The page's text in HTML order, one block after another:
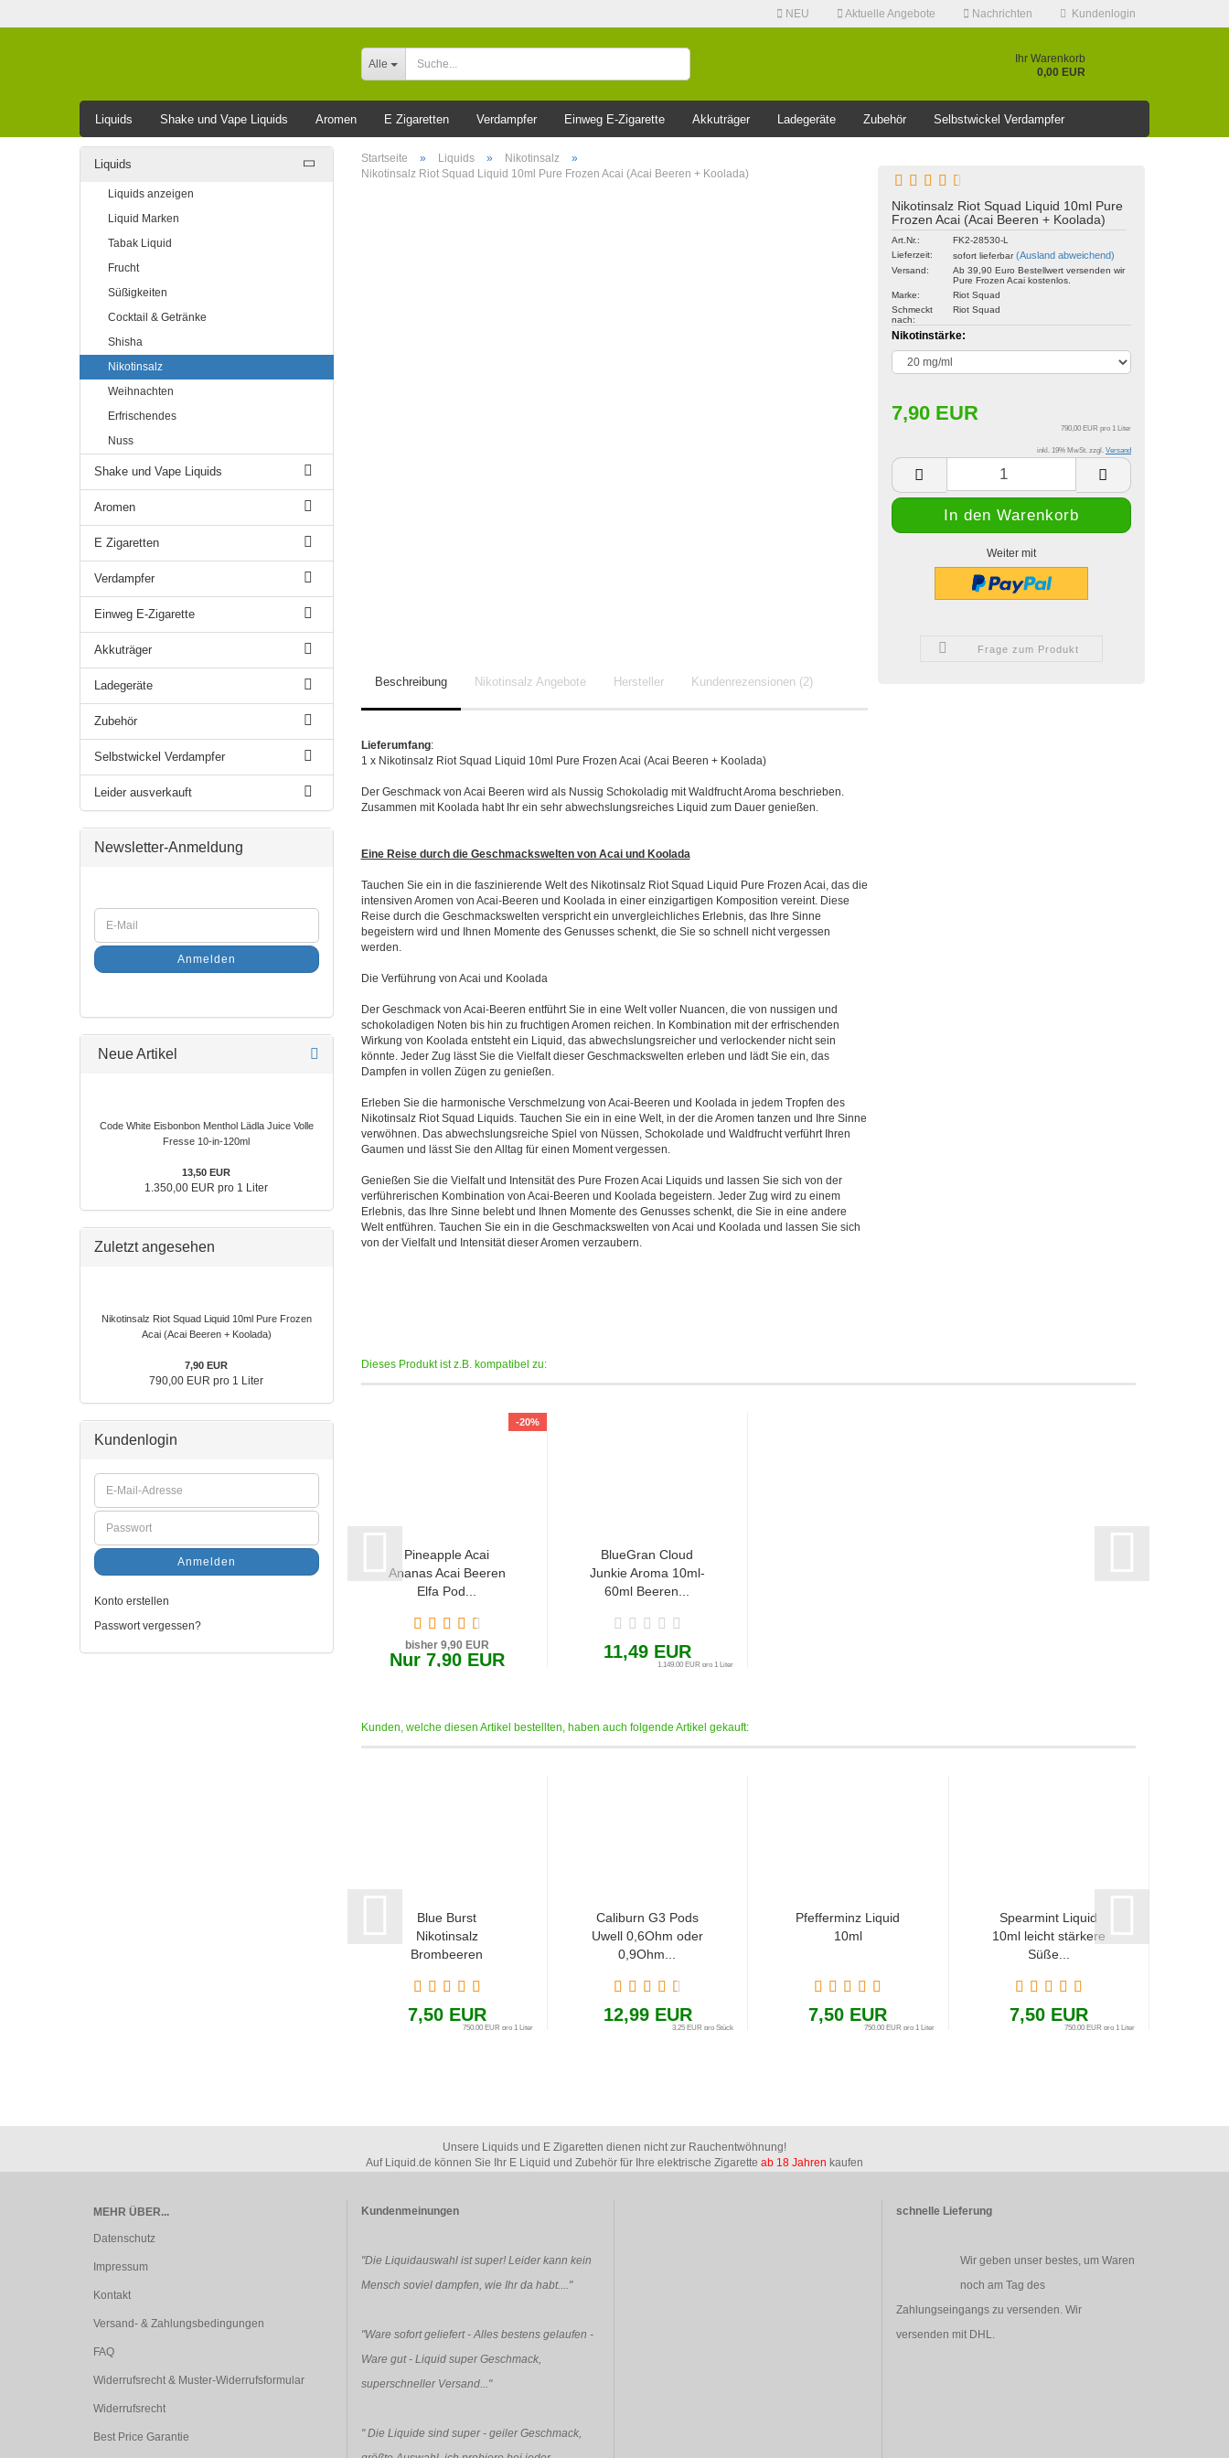
NEU Aktuelle Angebote Nachrichten Kundenlogin
Konto erstellen
Passwort vergessen?
Alle
Ihr Warenkorb
0,00 EUR
Liquids Shake und Vape Liquids Aromen E Zigaretten Verdampfer Einweg E-Zigarette Akkuträger Ladegeräte Zubehör Selbstwickel Verdampfer
Leider ausverkauft Startseite » Liquids » Nikotinsalz
»
Nikotinsalz Riot Squad Liquid 10ml Pure Frozen Acai (Acai Beeren + Koolada)
Nikotinsalz Riot Squad Liquid 10ml Pure
Frozen Acai (Acai Beeren + Koolada)
Art.Nr.:
FK2-28530-L
Lieferzeit:
sofort lieferbar(Ausland abweichend)
Versand:
Ab 39,90 Euro Bestellwert versenden wir
Pure Frozen Acai kostenlos.
Marke:
Riot Squad
Schmeckt
nach:
Riot Squad
Nikotinstärke:
7,90 EUR
790,00 EUR pro 1 Liter
inkl. 19% MwSt. zzgl. Versand
Weiter mit
Frage zum Produkt
Beschreibung Nikotinsalz Angebote Hersteller Kundenrezensionen (2)
Lieferumfang:
1 x Nikotinsalz Riot Squad Liquid 10ml Pure Frozen Acai (Acai Beeren + Koolada)
Der Geschmack von Acai Beeren wird als Nussig Schokoladig mit Waldfrucht Aroma beschrieben.
Zusammen mit Koolada habt Ihr ein sehr abwechslungsreiches Liquid zum Dauer genießen.
Eine Reise durch die Geschmackswelten von Acai und Koolada
Tauchen Sie ein in die faszinierende Welt des Nikotinsalz Riot Squad Liquid Pure Frozen Acai, das die
intensiven Aromen von Acai-Beeren und Koolada in einer einzigartigen Komposition vereint. Diese
Reise durch die Geschmackswelten verspricht ein unvergleichliches Erlebnis, das Ihre Sinne
begeistern wird und Ihnen Momente des Genusses schenkt, die Sie so schnell nicht vergessen
werden.
Die Verführung von Acai und Koolada
Der Geschmack von Acai-Beeren entführt Sie in eine Welt voller Nuancen, die von nussigen und
schokoladigen Noten bis hin zu fruchtigen Aromen reichen. In Kombination mit der erfrischenden
Wirkung von Koolada entsteht ein Liquid, das abwechslungsreicher und verlockender nicht sein
könnte. Jeder Zug lässt Sie die Vielfalt dieser Geschmackswelten erleben und lädt Sie ein, das
Dampfen in vollen Zügen zu genießen.
Erleben Sie die harmonische Verschmelzung von Acai-Beeren und Koolada in jedem Tropfen des
Nikotinsalz Riot Squad Liquids. Tauchen Sie ein in eine Welt, in der die Aromen tanzen und Ihre Sinne
verwöhnen. Das abwechslungsreiche Spiel von Nüssen, Schokolade und Waldfrucht verführt Ihren
Gaumen und lässt Sie den Alltag für einen Moment vergessen.
Genießen Sie die Vielfalt und Intensität des Pure Frozen Acai Liquids und lassen Sie sich von der
verführerischen Kombination von Acai-Beeren und Koolada begeistern. Jeder Zug wird zu einem
Erlebnis, das Ihre Sinne belebt und Ihnen Momente des Genusses schenkt, die Sie in eine andere
Welt entführen. Tauchen Sie ein in die Geschmackswelten von Acai und Koolada und lassen Sie sich
von der Vielfalt und Intensität dieser Aromen verzaubern.
Dieses Produkt ist z.B. kompatibel zu:
-20%
Pineapple Acai
Ananas Acai Beeren
Elfa Pod...
bisher 9,90 EUR
Nur 7,90 EUR
BlueGran Cloud
Junkie Aroma 10ml-
60ml Beeren...
11,49 EUR
1.149,00 EUR pro 1 Liter
Kunden, welche diesen Artikel bestellten, haben auch folgende Artikel gekauft:
Blue Burst
Nikotinsalz
Brombeeren
7,50 EUR
750,00 EUR pro 1 Liter
Caliburn G3 Pods
Uwell 0,6Ohm oder
0,9Ohm...
12,99 EUR
3,25 EUR pro Stück
Pfefferminz Liquid
10ml
7,50 EUR
750,00 EUR pro 1 Liter
Spearmint Liquid
10ml leicht stärkere
Süße...
7,50 EUR
750,00 EUR pro 1 Liter
Liquids
Liquids anzeigen
Liquid Marken
Tabak Liquid
Frucht
Süßigkeiten
Cocktail & Getränke
Shisha
Nikotinsalz
Weihnachten
Erfrischendes
Nuss
Shake und Vape Liquids
Aromen
E Zigaretten
Verdampfer
Einweg E-Zigarette
Akkuträger
Ladegeräte
Zubehör
Selbstwickel Verdampfer
Leider ausverkauft
Newsletter-Anmeldung
Anmelden
Neue Artikel
Code White Eisbonbon Menthol Lädla Juice Volle
Fresse 10-in-120ml
13,50 EUR
1.350,00 EUR pro 1 Liter
Zuletzt angesehen
Nikotinsalz Riot Squad Liquid 10ml Pure Frozen
Acai (Acai Beeren + Koolada)
7,90 EUR
790,00 EUR pro 1 Liter
Kundenlogin
Anmelden
Konto erstellen
Passwort vergessen?
Unsere Liquids und E Zigaretten dienen nicht zur Rauchentwöhnung!
Auf Liquid.de können Sie Ihr E Liquid und Zubehör für Ihre elektrische Zigarette ab 18 Jahren kaufen
MEHR ÜBER...
Datenschutz
Impressum
Kontakt
Versand- & Zahlungsbedingungen
FAQ
Widerrufsrecht & Muster-Widerrufsformular
Widerrufsrecht
Best Price Garantie
Kundenmeinungen
"Die Liquidauswahl ist super! Leider kann kein
Mensch soviel dampfen, wie Ihr da habt...."
"Ware sofort geliefert - Alles bestens gelaufen -
Ware gut - Liquid super Geschmack,
superschneller Versand..."
"Die Liquide sind super - geiler Geschmack,
schnelle Lieferung
Wir geben unser bestes, um Waren
noch am Tag des
Zahlungseingangs zu versenden. Wir
versenden mit DHL.